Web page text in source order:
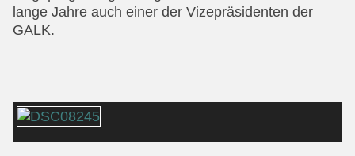
lange Jahre auch einer der Vizepräsidenten der
GALK.